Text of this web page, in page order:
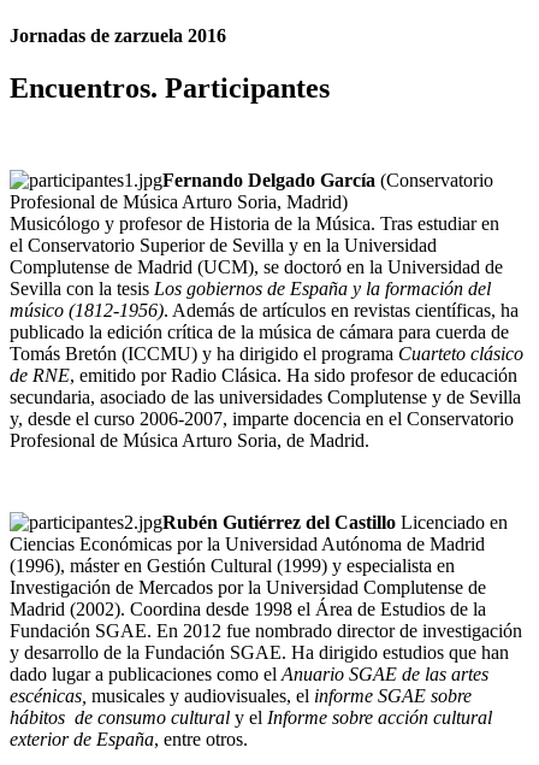
Jornadas de zarzuela 2016
Encuentros. Participantes
Fernando Delgado García (Conservatorio
Profesional de Música Arturo Soria, Madrid)
Musicólogo y profesor de Historia de la Música. Tras estudiar en
el Conservatorio Superior de Sevilla y en la Universidad
Complutense de Madrid (UCM), se doctoró en la Universidad de
Sevilla con la tesis Los gobiernos de España y la formación del
músico (1812-1956). Además de artículos en revistas científicas, ha
publicado la edición crítica de la música de cámara para cuerda de
Tomás Bretón (ICCMU) y ha dirigido el programa Cuarteto clásico
de RNE, emitido por Radio Clásica. Ha sido profesor de educación
secundaria, asociado de las universidades Complutense y de Sevilla
y, desde el curso 2006-2007, imparte docencia en el Conservatorio
Profesional de Música Arturo Soria, de Madrid.
Rubén Gutiérrez del Castillo Licenciado en
Ciencias Económicas por la Universidad Autónoma de Madrid
(1996), máster en Gestión Cultural (1999) y especialista en
Investigación de Mercados por la Universidad Complutense de
Madrid (2002). Coordina desde 1998 el Área de Estudios de la
Fundación SGAE. En 2012 fue nombrado director de investigación
y desarrollo de la Fundación SGAE. Ha dirigido estudios que han
dado lugar a publicaciones como el Anuario SGAE de las artes
escénicas, musicales y audiovisuales, el informe SGAE sobre
hábitos de consumo cultural y el Informe sobre acción cultural
exterior de España, entre otros.